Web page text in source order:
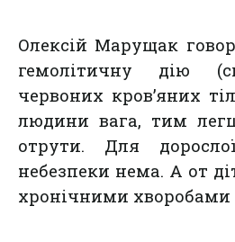
Олексій Марущак
гемолітичну дію
червоних кров’яних
людини вага, тим
отрути. Для
небезпеки нема. А от
хронічними хворобами